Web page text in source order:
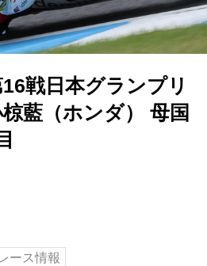
戦日本グランプリ
藍（ホンダ） 母国
レース情報